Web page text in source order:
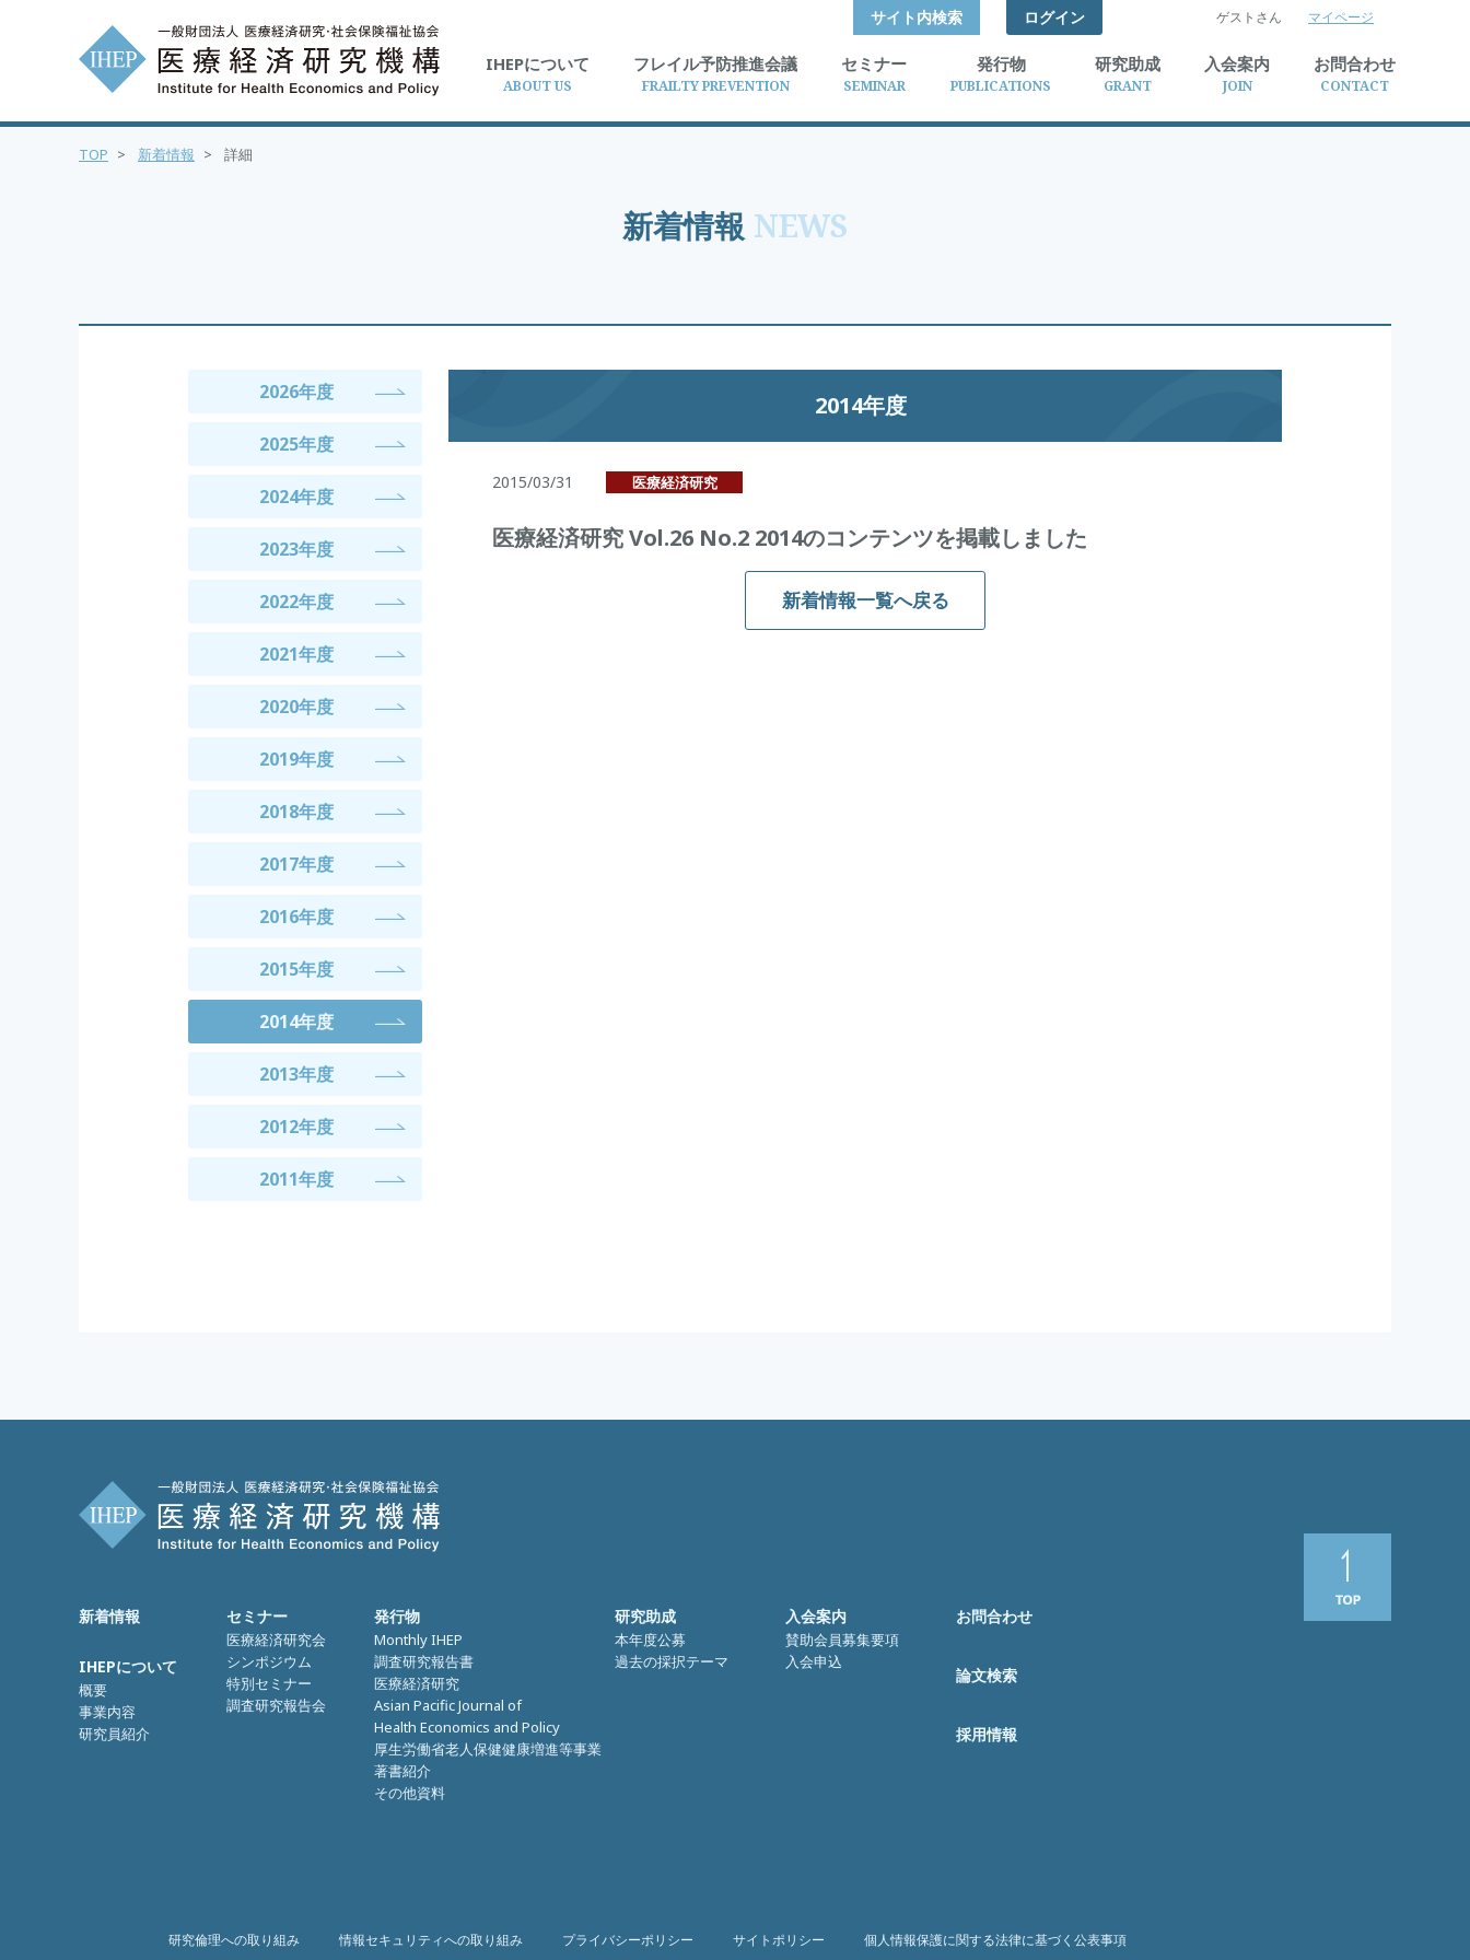
サイト内検索 検索
ログイン ゲストさん マイページ
IHEPについて
ABOUT US
フレイル予防推進会議
FRAILTY PREVENTION
セミナー
SEMINAR
発行物
PUBLICATIONS
研究助成
GRANT
入会案内
JOIN
お問合わせ
CONTACT
新着情報 NEWS
TOP > 新着情報 > 詳細
2026年度
2025年度
2024年度
2023年度
2022年度
2021年度
2020年度
2019年度
2018年度
2017年度
2016年度
2015年度
2014年度
2013年度
2012年度
2011年度
2014年度
2015/03/31 医療経済研究
医療経済研究 Vol.26 No.2 2014のコンテンツを掲載しました
新着情報一覧へ戻る
新着情報
IHEPについて
概要
事業内容
研究員紹介
セミナー
医療経済研究会
シンポジウム
特別セミナー
調査研究報告会
発行物
Monthly IHEP
調査研究報告書
医療経済研究
Asian Pacific Journal of
Health Economics and Policy
厚生労働省老人保健健康増進等事業
著書紹介
その他資料
研究助成
本年度公募
過去の採択テーマ
入会案内
賛助会員募集要項
入会申込
お問合わせ
論文検索
採用情報
研究倫理への取り組み 情報セキュリティへの取り組み プライバシーポリシー サイトポリシー 個人情報保護に関する法律に基づく公表事項